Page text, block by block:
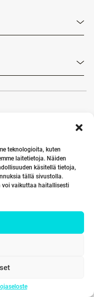
teknologioita, kuten
laitetietoja. Näiden
käsitellä tietoja,
tällä sivustolla.
voi vaikuttaa haitallisesti